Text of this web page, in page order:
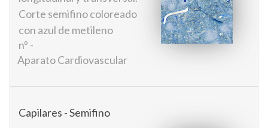
Corte semifino coloreado
con azul de metileno
nº -
Aparato Cardiovascular
Capilares - Semifino